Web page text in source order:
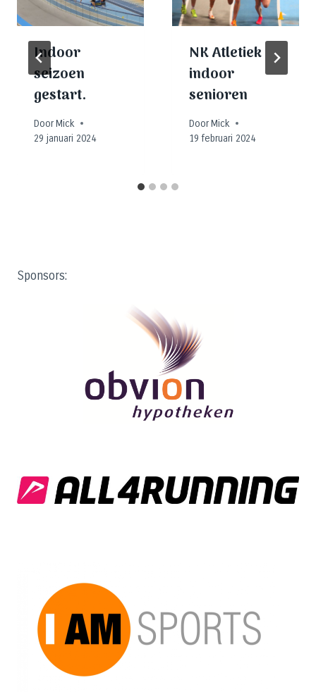
Indoor
seizoen
gestart.
DoorMick
29 januari 2024
NK Atletiek
indoor
senioren
DoorMick
19 februari 2024
Sponsors: